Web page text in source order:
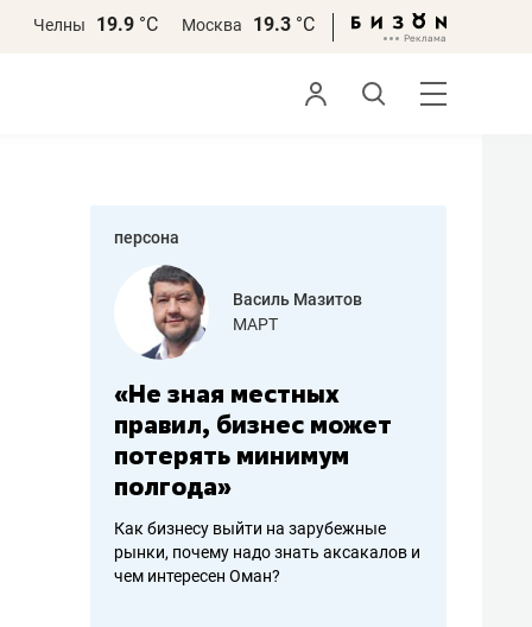
Челны 19.9 °С Москва 19.3 °С
персона
Василь Мазитов
МАРТ
«Не зная местных
правил, бизнес может
потерять минимум
полгода»
Как бизнесу выйти на зарубежные
рынки, почему надо знать аксакалов и
чем интересен Оман?